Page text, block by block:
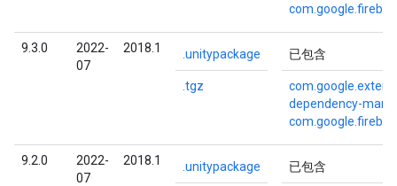
9.3.0
2022-
07
2018.1 .unitypackage
.tgz
已包含
dependency-
9.2.0
2022-
07
2018.1 .unitypackage 已包含